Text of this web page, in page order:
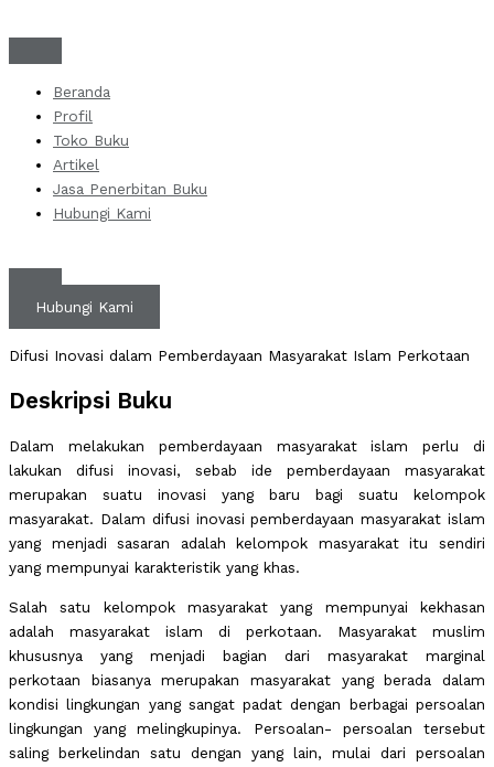
to
Beranda
Profil
Toko Buku
Artikel
Jasa Penerbitan Buku
Hubungi Kami
Hubungi Kami
Difusi Inovasi dalam Pemberdayaan Masyarakat Islam Perkotaan
Deskripsi Buku
Dalam melakukan pemberdayaan masyarakat islam perlu di
lakukan difusi inovasi, sebab ide pemberdayaan masyarakat
merupakan suatu inovasi yang baru bagi suatu kelompok
masyarakat. Dalam difusi inovasi pemberdayaan masyarakat islam
yang menjadi sasaran adalah kelompok masyarakat itu sendiri
yang mempunyai karakteristik yang khas.
Salah satu kelompok masyarakat yang mempunyai kekhasan
adalah masyarakat islam di perkotaan. Masyarakat muslim
khususnya yang menjadi bagian dari masyarakat marginal
perkotaan biasanya merupakan masyarakat yang berada dalam
kondisi lingkungan yang sangat padat dengan berbagai persoalan
lingkungan yang melingkupinya. Persoalan- persoalan tersebut
saling berkelindan satu dengan yang lain, mulai dari persoalan